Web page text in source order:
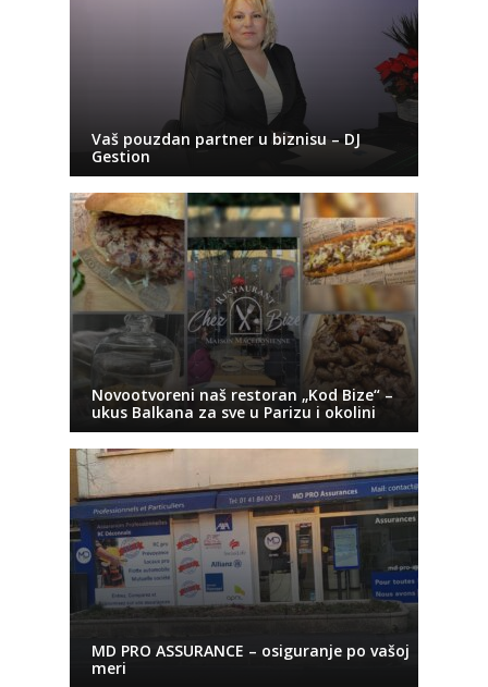
Vaš pouzdan partner u biznisu – DJ
Gestion
Novootvoreni naš restoran „Kod Bize“ –
ukus Balkana za sve u Parizu i okolini
MD PRO ASSURANCE – osiguranje po vašoj
meri